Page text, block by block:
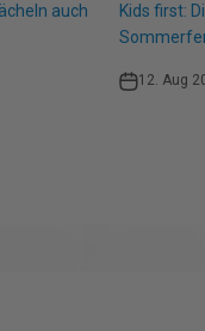
auch
Kids first:
12. Aug